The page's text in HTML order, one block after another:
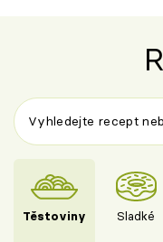
Těstoviny Sladké